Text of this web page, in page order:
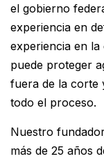
el gobierno
experiencia en
experiencia en
puede proteger
fuera de la corte
todo el proceso.
Nuestro
más de 25 años